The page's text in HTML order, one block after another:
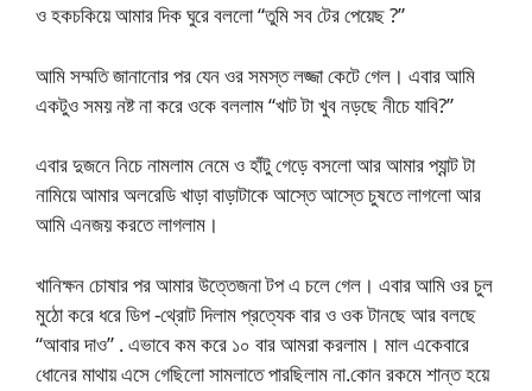
ও হকচকিয়ে আমার দিক ঘুরে বললো “তুমি সব টের পেয়েছ ?”
আমি সম্মতি জানানোর পর যেন ওর সমস্ত লজ্জা কেটে গেল। এবার আমি
একটুও সময় নষ্ট না করে ওকে বললাম “খাট টা খুব নড়ছে নীচে যাবি?”
এবার দুজনে নিচে নামলাম নেমে ও হাঁটু গেড়ে বসলো আর আমার প্যান্ট টা
নামিয়ে আমার অলরেডি খাড়া বাড়াটাকে আস্তে আস্তে চুষতে লাগলো আর
আমি এনজয় করতে লাগলাম।
খানিক্ষন চোষার পর আমার উত্তেজনা টপ এ চলে গেল। এবার আমি ওর চুল
মুঠো করে ধরে ডিপ -থ্রোট দিলাম প্রত্যেক বার ও ওক টানছে আর বলছে
“আবার দাও” . এভাবে কম করে ১০ বার আমরা করলাম। মাল একেবারে
ধোনের মাথায় এসে গেছিলো সামলাতে পারছিলাম না.কোন রকমে শান্ত হয়ে